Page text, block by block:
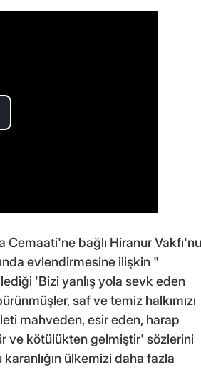
Cemaati'ne bağlı Hiranur
evlendirmesine ilişkin "
'Bizi yanlış yola sevk eden
saf ve temiz halkımızı
mahveden, esir eden, harap
ve kötülükten gelmiştir' sözlerini
ülkemizi daha fazla